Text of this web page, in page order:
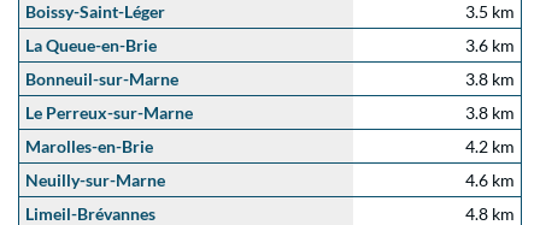
Boissy-Saint-Léger
3.5 km
La Queue-en-Brie
3.6 km
Bonneuil-sur-Marne
3.8 km
Le Perreux-sur-Marne
3.8 km
Marolles-en-Brie
4.2 km
Neuilly-sur-Marne
4.6 km
Limeil-Brévannes
4.8 km